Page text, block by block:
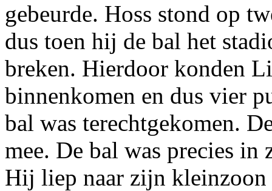
gebeurde. Hoss stond op
dus toen hij de bal het
breken. Hierdoor konden
binnenkomen en dus vier
bal was terechtgekomen.
mee. De bal was precies
Hij liep naar zijn